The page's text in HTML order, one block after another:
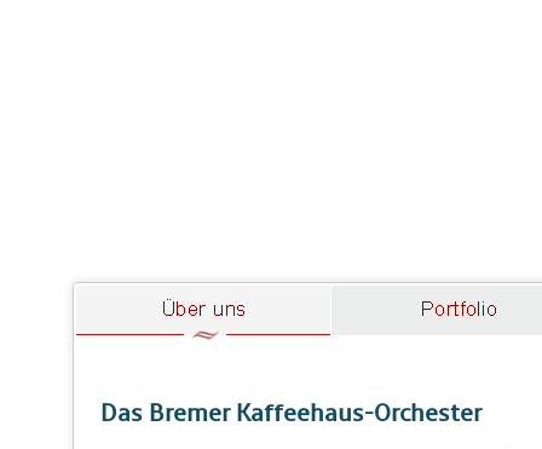
Das Bremer Kaffeehaus-Orchester